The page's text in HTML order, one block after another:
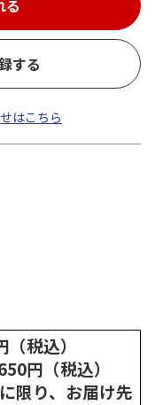
る
する
はこちら
税込）
円（税込）
限り、お届け先